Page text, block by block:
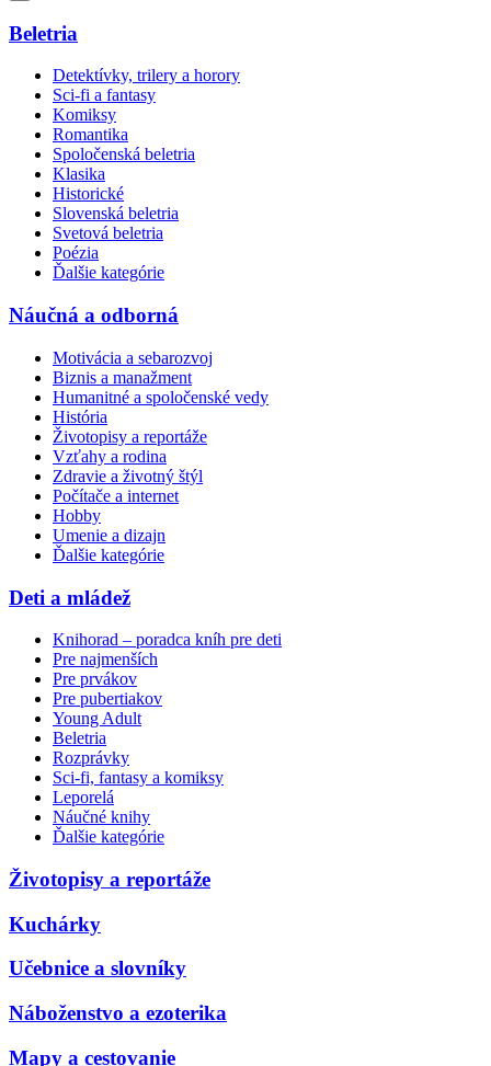
Beletria
Detektívky, trilery a horory
Sci-fi a fantasy
Komiksy
Romantika
Spoločenská beletria
Klasika
Historické
Slovenská beletria
Svetová beletria
Poézia
Ďalšie kategórie
Náučná a odborná
Motivácia a sebarozvoj
Biznis a manažment
Humanitné a spoločenské vedy
História
Životopisy a reportáže
Vzťahy a rodina
Zdravie a životný štýl
Počítače a internet
Hobby
Umenie a dizajn
Ďalšie kategórie
Deti a mládež
Knihorad – poradca kníh pre deti
Pre najmenších
Pre prvákov
Pre pubertiakov
Young Adult
Beletria
Rozprávky
Sci-fi, fantasy a komiksy
Leporelá
Náučné knihy
Ďalšie kategórie
Životopisy a reportáže
Kuchárky
Učebnice a slovníky
Náboženstvo a ezoterika
Mapy a cestovanie